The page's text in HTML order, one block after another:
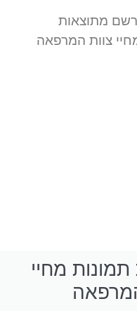
מתוצאות
צוות המרפאה
תמונות מחיי